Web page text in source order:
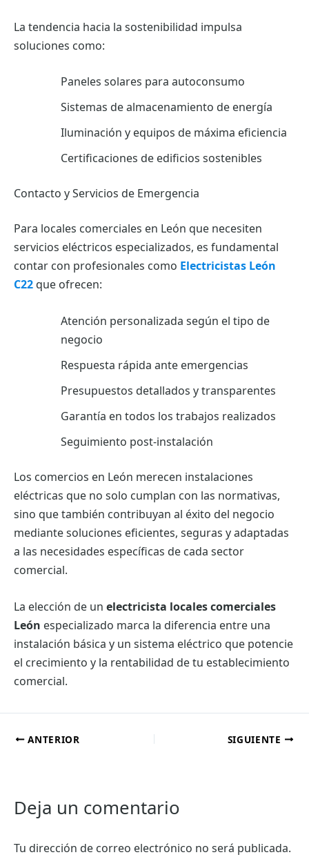
La tendencia hacia la sostenibilidad impulsa
soluciones como:
Paneles solares para autoconsumo
Sistemas de almacenamiento de energía
Iluminación y equipos de máxima eficiencia
Certificaciones de edificios sostenibles
Contacto y Servicios de Emergencia
Para locales comerciales en León que necesiten
servicios eléctricos especializados, es fundamental
contar con profesionales como Electricistas León
C22 que ofrecen:
Atención personalizada según el tipo de
negocio
Respuesta rápida ante emergencias
Presupuestos detallados y transparentes
Garantía en todos los trabajos realizados
Seguimiento post-instalación
Los comercios en León merecen instalaciones
eléctricas que no solo cumplan con las normativas,
sino que también contribuyan al éxito del negocio
mediante soluciones eficientes, seguras y adaptadas
a las necesidades específicas de cada sector
comercial.
La elección de un electricista locales comerciales
León especializado marca la diferencia entre una
instalación básica y un sistema eléctrico que potencie
el crecimiento y la rentabilidad de tu establecimiento
comercial.
ANTERIOR SIGUIENTE
Deja un comentario
Tu dirección de correo electrónico no será publicada.